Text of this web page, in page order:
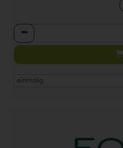
Anzahl